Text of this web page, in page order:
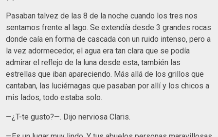
Pasaban talvez de las 8 de la noche cuando los tres nos
sentamos frente al lago. Se extendía desde 3 grandes rocas
donde caía en forma de cascada con un ruido intenso, pero a
la vez adormecedor, el agua era tan clara que se podía
admirar el reflejo de la luna desde esta, también las
estrellas que iban apareciendo. Más allá de los grillos que
cantaban, las luciérnagas que pasaban por allí y los chicos a
mis lados, todo estaba solo.
—¿T-te gusto?—. Dijo nerviosa Claris.